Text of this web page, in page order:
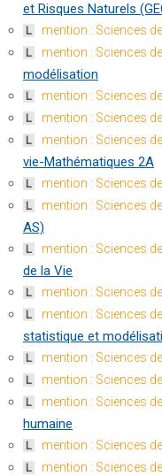
et Risques Naturels
L mention : Sciences
L mention : Sciences
modélisation
L mention : Sciences
L mention : Sciences
L mention : Sciences
vie-Mathématiques 2A
L mention : Sciences
L mention : Sciences
AS)
L mention : Sciences
de la Vie
L mention : Sciences
L mention : Sciences
statistique et
L mention : Sciences
L mention : Sciences
L mention : Sciences
humaine
L mention : Sciences
L mention : Sciences